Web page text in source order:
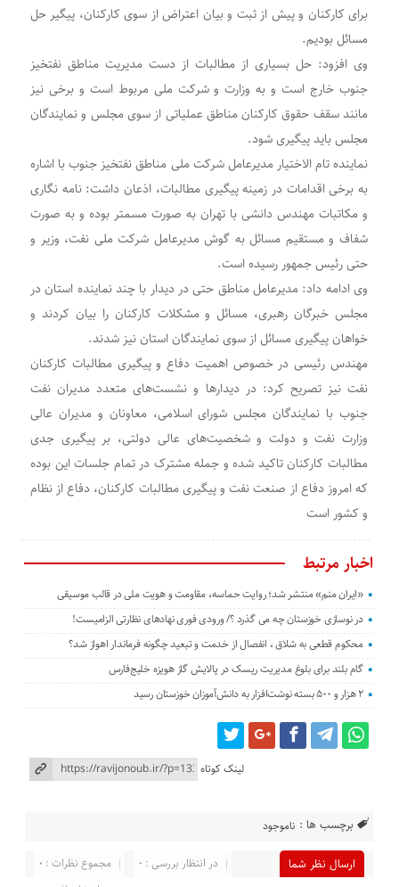
برای کارکنان و پیش از ثبت و بیان اعتراض از سوی کارکنان، پیگیر حل
مسائل بودیم.
وی افزود: حل بسیاری از مطالبات از دست مدیریت مناطق نفتخیز
جنوب خارج است و به وزارت و شرکت ملی مربوط است و برخی نیز
مانند سقف حقوق کارکنان مناطق عملیاتی از سوی مجلس و نمایندگان
مجلس باید پیگیری شود.
نماینده تام الاختیار مدیرعامل شرکت ملی مناطق نفتخیز جنوب با اشاره
به برخی اقدامات در زمینه پیگیری مطالبات، اذعان داشت: نامه نگاری
و مکاتبات مهندس دانشی با تهران به صورت مسمتر بوده و به صورت
شفاف و مستقیم مسائل به گوش مدیرعامل شرکت ملی نفت، وزیر و
حتی رئیس جمهور رسیده است.
وی ادامه داد: مدیرعامل مناطق حتی در دیدار با چند نماینده استان در
مجلس خبرگان رهبری، مسائل و مشکلات کارکنان را بیان کردند و
خواهان پیگیری مسائل از سوی نمایندگان استان نیز شدند.
مهندس رئیسی در خصوص اهمیت دفاع و پیگیری مطالبات کارکنان
نفت نیز تصریح کرد: در دیدارها و نشست‌های متعدد مدیران نفت
جنوب با نمایندگان مجلس شورای اسلامی، معاونان و مدیران عالی
وزارت نفت و دولت و شخصیت‌های عالی دولتی، بر پیگیری جدی
مطالبات کارکنان تاکید شده و جمله مشترک در تمام جلسات این بوده
که امروز دفاع از صنعت نفت و پیگیری مطالبات کارکنان، دفاع از نظام
و کشور است
اخبار مرتبط
«ایران منم» منتشر شد؛ روایت حماسه، مقاومت و هویت ملی در قالب موسیقی
در نوسازی خوزستان چه می گذرد ؟/ ورودی فوری نهادهای نظارتی الزامیست!
محکوم قطعی به شلاق ، انفصال از خدمت و تبعید چگونه فرماندار اهواز شد؟
گام بلند برای بلوغ مدیریت ریسک در پالایش گاز هویزه خلیج‌فارس
۲ هزار و ۵۰۰ بسته نوشت‌افزار به دانش‌آموزان خوزستان رسید
لینک کوتاه
برچسب ها : ناموجود
ارسال نظر شما مجموع نظرات : 0
در انتظار بررسی : 0